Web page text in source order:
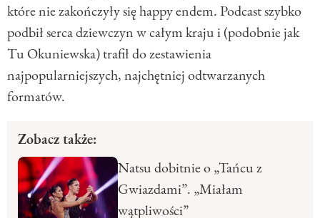
które nie zakończyły się happy endem. Podcast szybko
podbił serca dziewczyn w całym kraju i (podobnie jak
Tu Okuniewska) trafił do zestawienia
najpopularniejszych, najchętniej odtwarzanych
formatów.
Zobacz także:
Natsu dobitnie o „Tańcu z
Gwiazdami”. „Miałam
wątpliwości”